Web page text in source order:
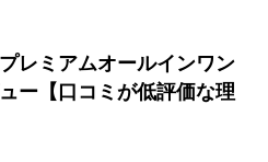
レミアムオールインワン
ー【口コミが低評価な理